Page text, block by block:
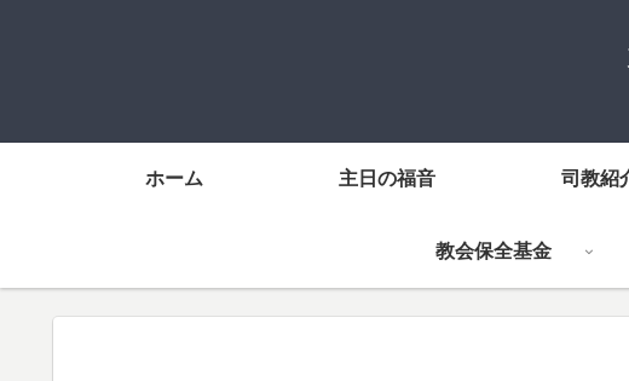
ホーム 主日の福音 司教紹
教会保全基金